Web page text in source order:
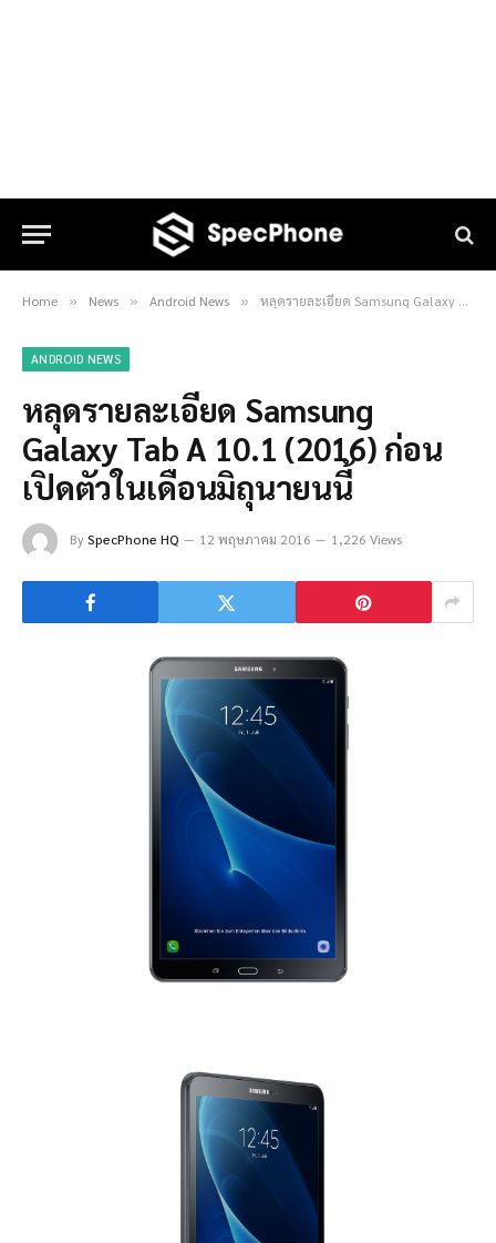
Home » News » Android News » หลุดรายละเอียด Samsung Galaxy Tab A 10.1 (2016) ก่อนเปิดตัวในเดือนมิถุนายนนี้
ANDROID NEWS
หลุดรายละเอียด Samsung
Galaxy Tab A 10.1 (2016) ก่อน
เปิดตัวในเดือนมิถุนายนนี้
BySpecPhone HQ 12 พฤษภาคม 2016 1,226 Views